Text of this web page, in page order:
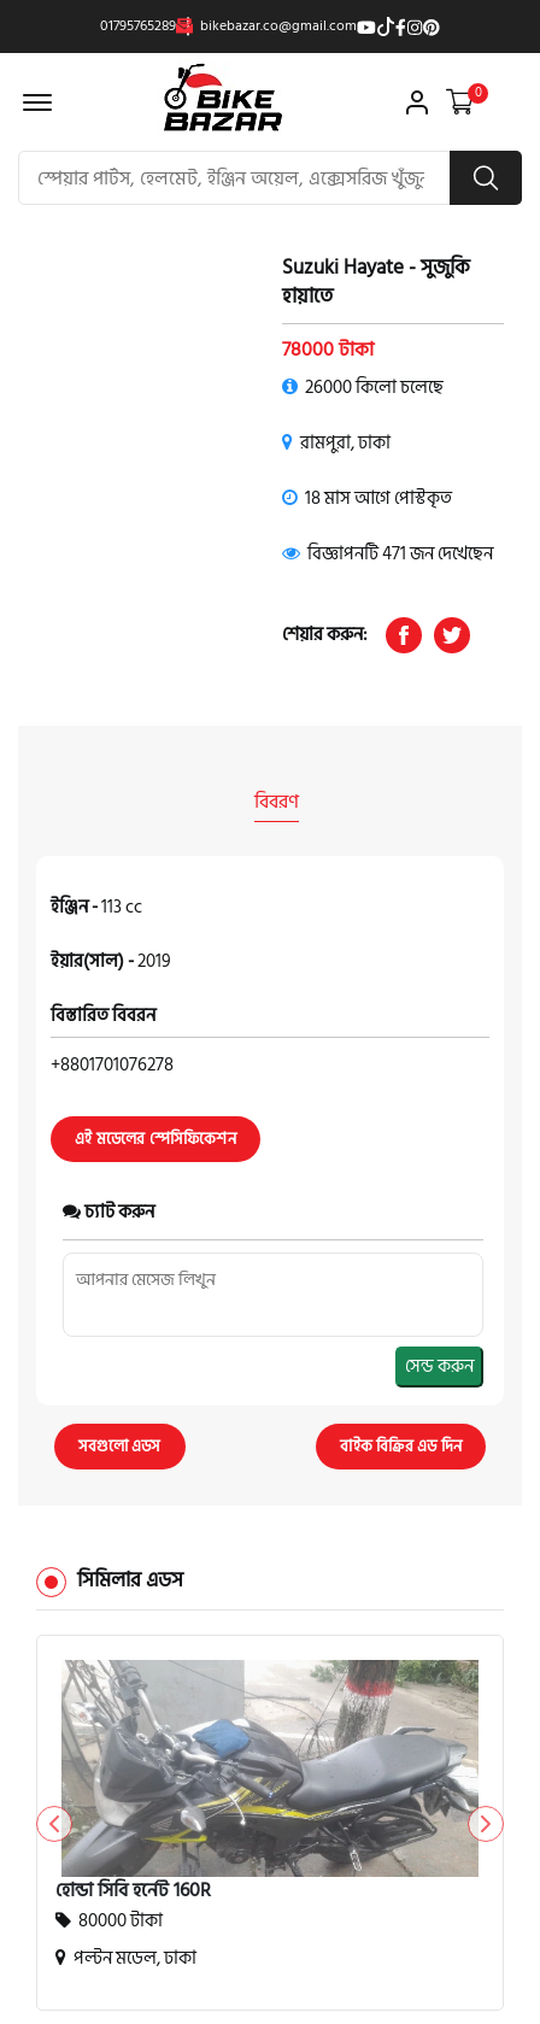
01795765289 bikebazar.co@gmail.com
Offcanvas Menu Open 0
Suzuki Hayate - সুজুকি
হায়াতে
78000 টাকা
26000 কিলো চলেছে
রামপুরা, ঢাকা
18 মাস আগে পোস্টকৃত
বিজ্ঞাপনটি 471 জন দেখেছেন
শেয়ার করুন:
বিবরণ
ইঞ্জিন -113 cc
ইয়ার(সাল) -2019
বিস্তারিত বিবরন
+8801701076278
এই মডেলের স্পেসিফিকেশন
চ্যাট করুন
সেন্ড করুন
সবগুলো এডস বাইক বিক্রির এড দিন
সিমিলার এডস
হোন্ডা সিবি হর্নেট 160R
80000 টাকা
পল্টন মডেল, ঢাকা